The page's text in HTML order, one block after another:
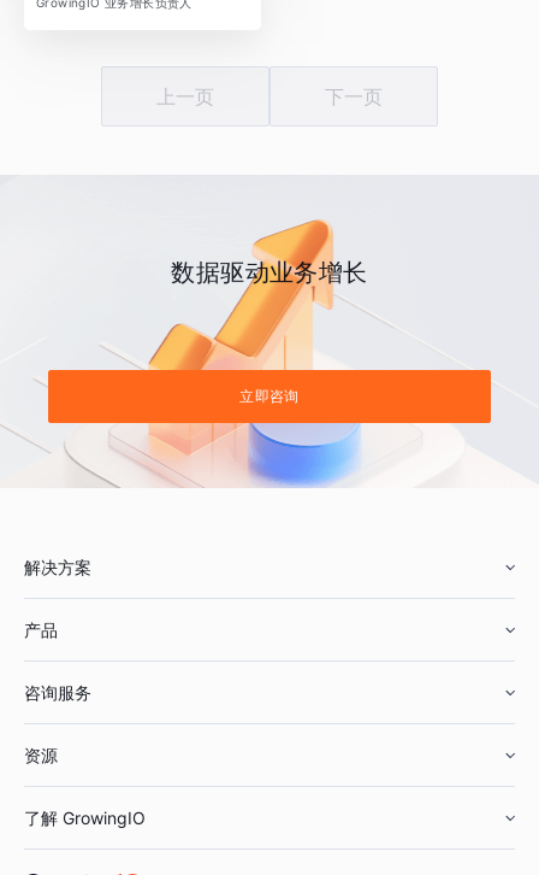
上一页 下一页
数据驱动业务增长
立即咨询
解决方案
鞋服行业
汽车行业
产品
智能运营
咨询服务
资源
了解 GrowingIO